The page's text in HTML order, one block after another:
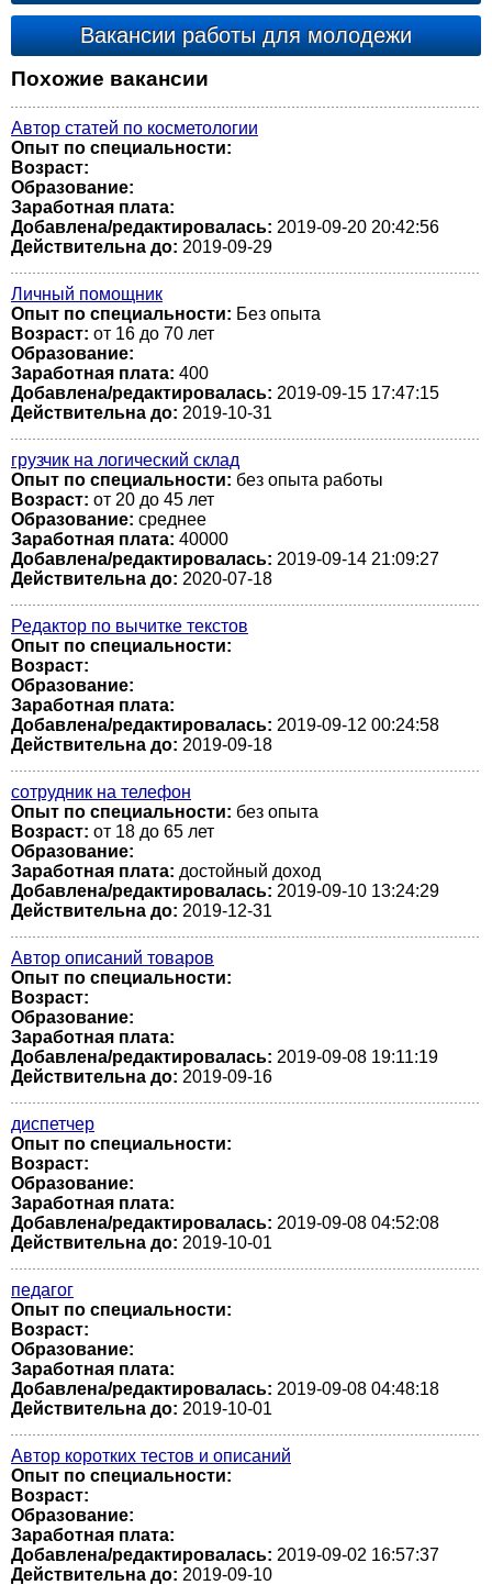
Вакансии работы для молодежи
Похожие вакансии
Автор статей по косметологии
Опыт по специальности:
Возраст:
Образование:
Заработная плата:
Добавлена/редактировалась: 2019-09-20 20:42:56
Действительна до: 2019-09-29
Личный помощник
Опыт по специальности: Без опыта
Возраст: от 16 до 70 лет
Образование:
Заработная плата: 400
Добавлена/редактировалась: 2019-09-15 17:47:15
Действительна до: 2019-10-31
грузчик на логический склад
Опыт по специальности: без опыта работы
Возраст: от 20 до 45 лет
Образование: среднее
Заработная плата: 40000
Добавлена/редактировалась: 2019-09-14 21:09:27
Действительна до: 2020-07-18
Редактор по вычитке текстов
Опыт по специальности:
Возраст:
Образование:
Заработная плата:
Добавлена/редактировалась: 2019-09-12 00:24:58
Действительна до: 2019-09-18
сотрудник на телефон
Опыт по специальности: без опыта
Возраст: от 18 до 65 лет
Образование:
Заработная плата: достойный доход
Добавлена/редактировалась: 2019-09-10 13:24:29
Действительна до: 2019-12-31
Автор описаний товаров
Опыт по специальности:
Возраст:
Образование:
Заработная плата:
Добавлена/редактировалась: 2019-09-08 19:11:19
Действительна до: 2019-09-16
диспетчер
Опыт по специальности:
Возраст:
Образование:
Заработная плата:
Добавлена/редактировалась: 2019-09-08 04:52:08
Действительна до: 2019-10-01
педагог
Опыт по специальности:
Возраст:
Образование:
Заработная плата:
Добавлена/редактировалась: 2019-09-08 04:48:18
Действительна до: 2019-10-01
Автор коротких тестов и описаний
Опыт по специальности:
Возраст:
Образование:
Заработная плата:
Добавлена/редактировалась: 2019-09-02 16:57:37
Действительна до: 2019-09-10